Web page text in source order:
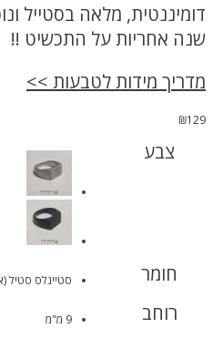
דומיננטית, מלאה בסטייל
שנה אחריות על התכשיט !!
מדריך מידות לטבעות >>
₪129
צבע
חומר סטיינלס סטיל
רוחב 9 מ"מ